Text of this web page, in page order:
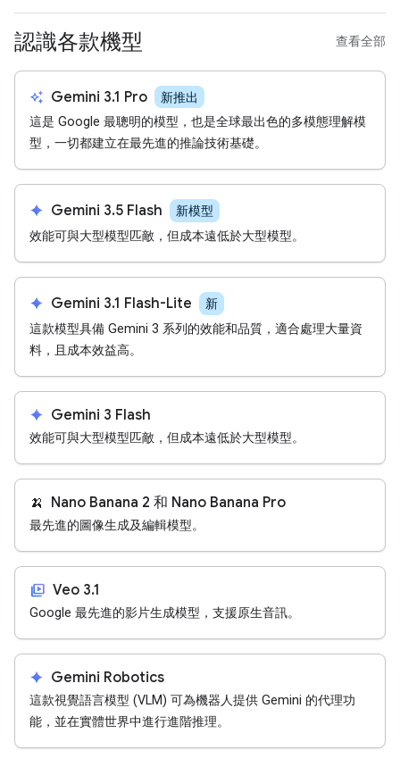
認識各款機型 查看全部
auto_awesome Gemini 3.1 Pro 新推出
這是 Google 最聰明的模型，也是全球最出色的多模態理解模
型，一切都建立在最先進的推論技術基礎。
spark Gemini 3.5 Flash 新模型
效能可與大型模型匹敵，但成本遠低於大型模型。
spark Gemini 3.1 Flash-Lite 新
這款模型具備 Gemini 3 系列的效能和品質，適合處理大量資
料，且成本效益高。
spark Gemini 3 Flash
效能可與大型模型匹敵，但成本遠低於大型模型。
🍌 Nano Banana 2 和 Nano Banana Pro
最先進的圖像生成及編輯模型。
video_library Veo 3.1
Google 最先進的影片生成模型，支援原生音訊。
spark Gemini Robotics
這款視覺語言模型 (VLM) 可為機器人提供 Gemini 的代理功
能，並在實體世界中進行進階推理。